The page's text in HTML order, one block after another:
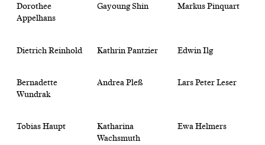
Dorothee
Appelhans
Gayoung Shin Markus Pinquart
Dietrich Reinhold Kathrin Pantzier Edwin Ilg
Bernadette
Wundrak
Andrea Pleß Lars Peter Leser
Tobias Haupt
Katharina
Wachsmuth
Ewa Helmers